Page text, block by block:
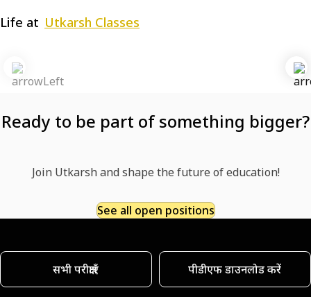
Life at Utkarsh Classes
Ready to be part of something bigger?
Join Utkarsh and shape the future of education!
See all open positions
सभी परीक्षाएँ पीडीएफ डाउनलोड करें